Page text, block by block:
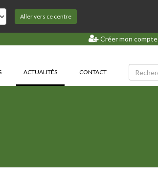
Aller vers ce centre
Créer mon compte
ACTUALITÉS(CURRENT)CONTACT